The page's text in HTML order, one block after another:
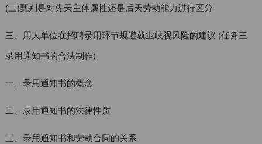
(三)甄别是对先天主体属性还是后天劳动能力进行区分
三、用人单位在招聘录用环节规避就业歧视风险的建议 (任务三
录用通知书的合法制作)
一、录用通知书的概念
二、录用通知书的法律性质
三、录用通知书和劳动合同的关系